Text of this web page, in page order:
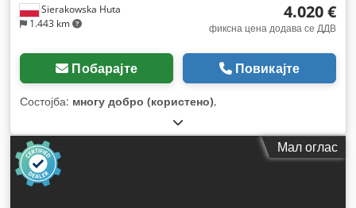
Sierakowska Huta
1.443 km
4.020 €
фиксна цена додава се ДДВ
Побарајте Повикајте
Состојба: многу добро (користено),
Мал оглас